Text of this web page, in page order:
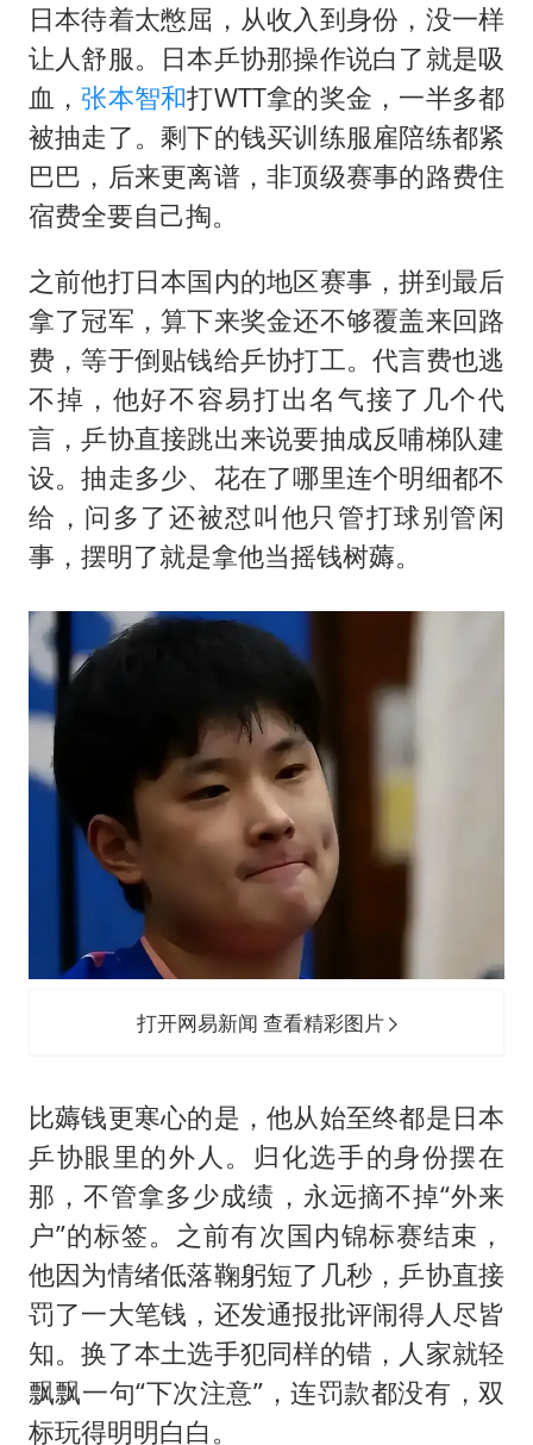
日本待着太憋屈，从收入到身份，没一样
让人舒服。日本乒协那操作说白了就是吸
血，张本智和打WTT拿的奖金，一半多都
被抽走了。剩下的钱买训练服雇陪练都紧
巴巴，后来更离谱，非顶级赛事的路费住
宿费全要自己掏。
之前他打日本国内的地区赛事，拼到最后
拿了冠军，算下来奖金还不够覆盖来回路
费，等于倒贴钱给乒协打工。代言费也逃
不掉，他好不容易打出名气接了几个代
言，乒协直接跳出来说要抽成反哺梯队建
设。抽走多少、花在了哪里连个明细都不
给，问多了还被怼叫他只管打球别管闲
事，摆明了就是拿他当摇钱树薅。
打开网易新闻 查看精彩图片
比薅钱更寒心的是，他从始至终都是日本
乒协眼里的外人。归化选手的身份摆在
那，不管拿多少成绩，永远摘不掉“外来
户”的标签。之前有次国内锦标赛结束，
他因为情绪低落鞠躬短了几秒，乒协直接
罚了一大笔钱，还发通报批评闹得人尽皆
知。换了本土选手犯同样的错，人家就轻
飘飘一句“下次注意”，连罚款都没有，双
标玩得明明白白。